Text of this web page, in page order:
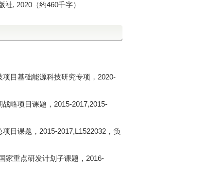
, 2020（约460千字）
目基础能源科技研究专项，2020-
略项目课题，2015-2017,2015-
目课题，2015-2017,L1522032，负
家重点研发计划子课题，2016-